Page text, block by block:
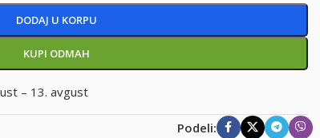
DODAJ U KORPU
KUPI ODMAH
– 13. avgust
Podeli: